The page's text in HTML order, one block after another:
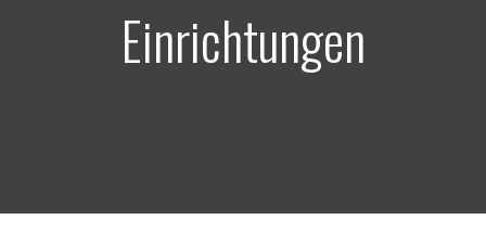
Einrichtungen